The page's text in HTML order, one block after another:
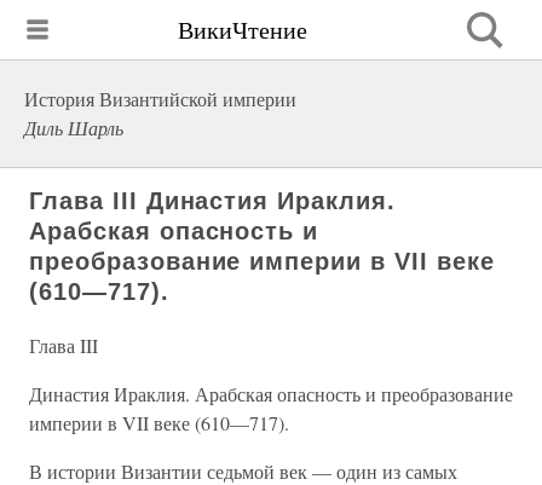
ВикиЧтение
История Византийской империи
Диль Шарль
Глава III Династия Ираклия.
Арабская опасность и
преобразование империи в VII веке
(610—717).
Глава III
Династия Ираклия. Арабская опасность и преобразование
империи в VII веке (610—717).
В истории Византии седьмой век — один из самых